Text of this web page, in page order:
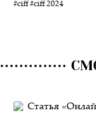
#ciff #ciff 2024